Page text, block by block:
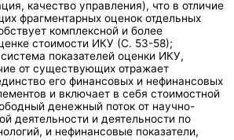
качество управления), что в отличие
фрагментарных оценок отдельных
комплексной и более
стоимости ИКУ (С. 53-58);
показателей оценки ИКУ,
от существующих отражает
его финансовых и нефинансовых
и включает в себя стоимостной
денежный поток от научно-
деятельности и деятельности по
и нефинансовые показатели,